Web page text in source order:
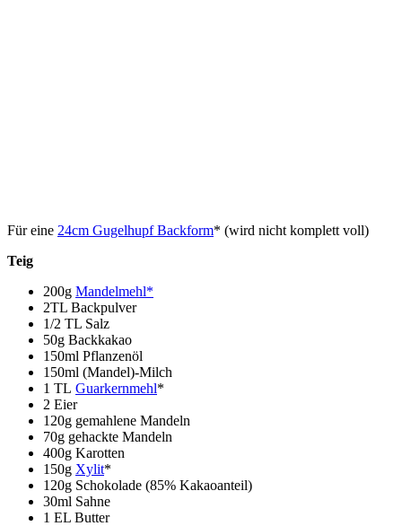
Für eine 24cm Gugelhupf Backform* (wird nicht komplett voll)
Teig
200g Mandelmehl*
2TL Backpulver
1/2 TL Salz
50g Backkakao
150ml Pflanzenöl
150ml (Mandel)-Milch
1 TL Guarkernmehl*
2 Eier
120g gemahlene Mandeln
70g gehackte Mandeln
400g Karotten
150g Xylit*
120g Schokolade (85% Kakaoanteil)
30ml Sahne
1 EL Butter